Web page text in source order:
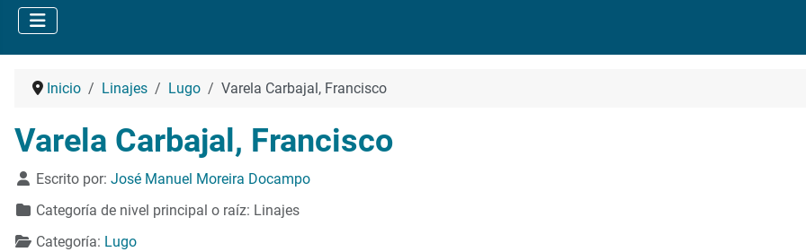
Inicio Linajes Lugo Varela Carbajal, Francisco
Varela Carbajal, Francisco
Detalles
Escrito por: José Manuel Moreira Docampo
Categoría de nivel principal o raíz: Linajes
Categoría: Lugo